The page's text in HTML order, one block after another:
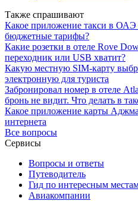
Также спрашивают
Какое приложение такси в ОАЭ
бюджетные тарифы?
Какие розетки в отеле Rove
переходник или USB хватит?
Какую местную SIM-карту
электронную для туриста
Забронировал номер в отеле
бронь не видит. Что делать в
Какое приложение карты
интернета
Все вопросы
Сервисы
Вопросы и ответы
Путеводитель
Гид по интересным
Авиакомпании